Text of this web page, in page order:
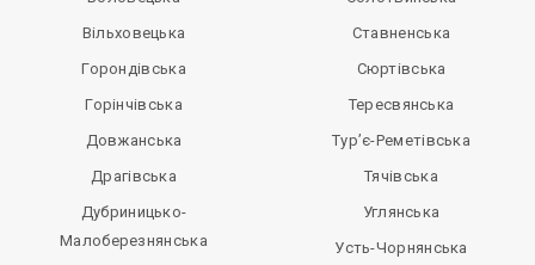
Вільховецька
Горондівська
Горінчівська
Довжанська
Драгівська
Дубриницько-
Малоберезнянська
Ставненська
Сюртівська
Тересвянська
Тур’є-Реметівська
Тячівська
Углянська
Усть-Чорнянська